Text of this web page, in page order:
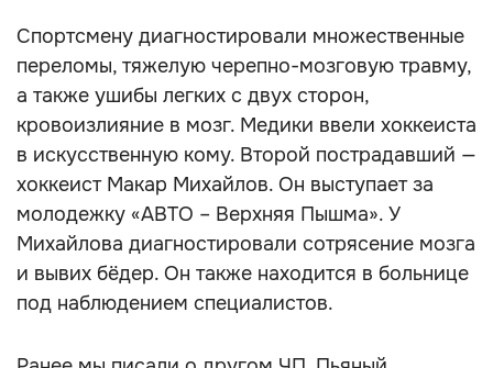
Спортсмену диагностировали множественные
переломы, тяжелую черепно-мозговую травму,
а также ушибы легких с двух сторон,
кровоизлияние в мозг. Медики ввели хоккеиста
в искусственную кому. Второй пострадавший —
хоккеист Макар Михайлов. Он выступает за
молодежку «АВТО – Верхняя Пышма». У
Михайлова диагностировали сотрясение мозга
и вывих бёдер. Он также находится в больнице
под наблюдением специалистов.